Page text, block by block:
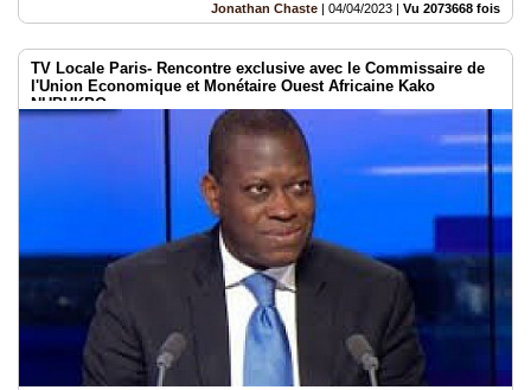
Jonathan Chaste | 04/04/2023 | Vu 2073668 fois
TV Locale Paris- Rencontre exclusive avec le Commissaire de
l'Union Economique et Monétaire Ouest Africaine Kako
NUBUKPO.